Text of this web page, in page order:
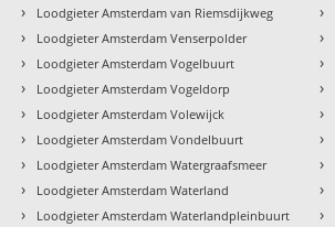
› Loodgieter Amsterdam van Riemsdijkweg
› Loodgieter Amsterdam Venserpolder
› Loodgieter Amsterdam Vogelbuurt
› Loodgieter Amsterdam Vogeldorp
› Loodgieter Amsterdam Volewijck
› Loodgieter Amsterdam Vondelbuurt
› Loodgieter Amsterdam Watergraafsmeer
› Loodgieter Amsterdam Waterland
› Loodgieter Amsterdam Waterlandpleinbuurt
›
›
›
›
›
›
›
›
›